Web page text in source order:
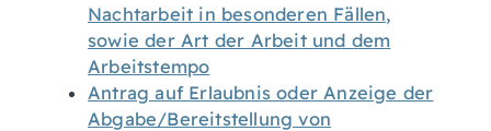
Nachtarbeit in besonderen Fällen,
sowie der Art der Arbeit und dem
Arbeitstempo
Antrag auf Erlaubnis oder Anzeige der
Abgabe/Bereitstellung von